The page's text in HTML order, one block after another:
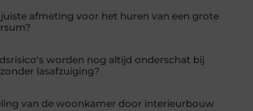
afmeting voor het huren van een grote
worden nog altijd onderschat bij
lasafzuiging?
van de woonkamer door interieurbouw